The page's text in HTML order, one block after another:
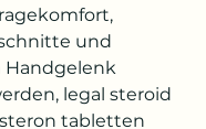
und
Handgelenk
legal steroid
tabletten